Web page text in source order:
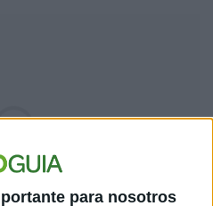
para nosotros